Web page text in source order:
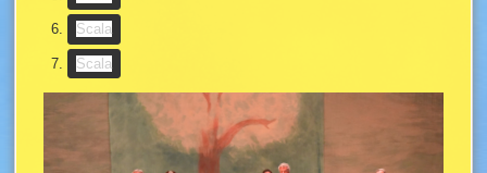
Scala(Slideshow-Taste)
Scala(Slideshow-Taste)